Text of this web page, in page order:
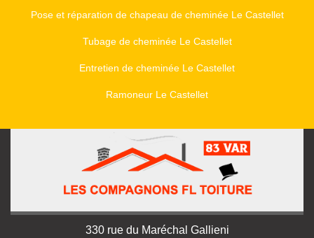
Pose et réparation de chapeau de cheminée Le Castellet
Tubage de cheminée Le Castellet
Entretien de cheminée Le Castellet
Ramoneur Le Castellet
330 rue du Maréchal Gallieni